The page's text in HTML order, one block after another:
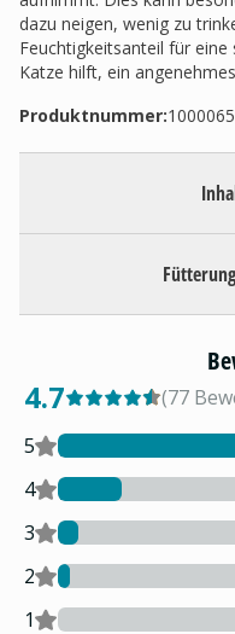
dazu neigen, wenig zu
Feuchtigkeitsanteil für
Katze hilft, ein
Produktnummer:
4.7 (77
5
4
3
2
1